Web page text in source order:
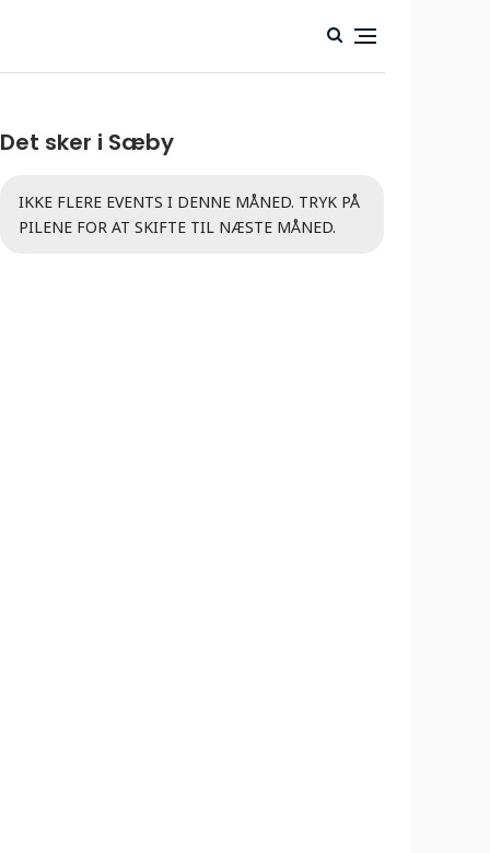
Det sker i Sæby
IKKE FLERE EVENTS I DENNE MÅNED. TRYK PÅ
PILENE FOR AT SKIFTE TIL NÆSTE MÅNED.